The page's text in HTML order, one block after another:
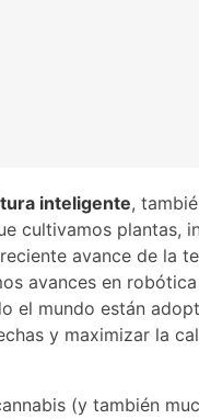
inteligente,
cultivamos plantas,
avance de la
avances en
el mundo están
y maximizar la
(y también